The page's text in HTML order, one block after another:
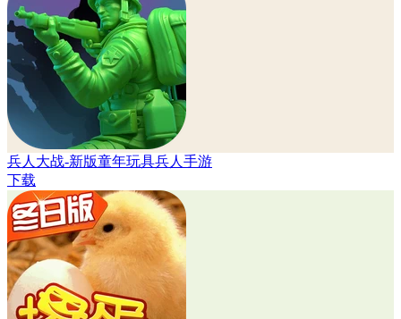
兵人大战-新版童年玩具兵人手游
下载